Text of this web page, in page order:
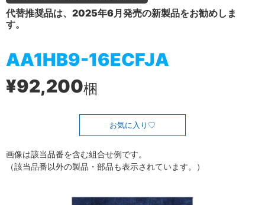
代替推奨品は、2025年6月発売の新製品をお勧めしま
す。
AA1HB9-16ECFJA
¥92,200梱
お気に入り
画像は該当品番を含む組合せ例です。
（該当品番以外の製品・部品も表示されています。）